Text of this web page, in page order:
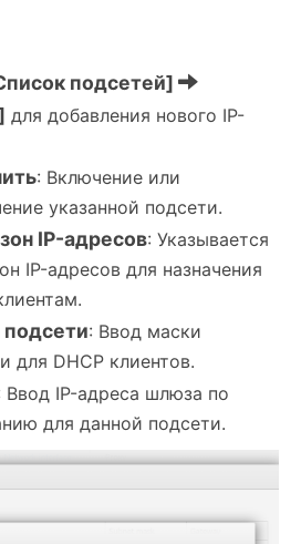
подсетей]
для добавления нового IP-
: Включение или
указанной подсети.
IP-адресов: Указывается
IP-адресов для назначения
: Ввод маски
для DHCP клиентов.
Ввод IP-адреса шлюза по
для данной подсети.